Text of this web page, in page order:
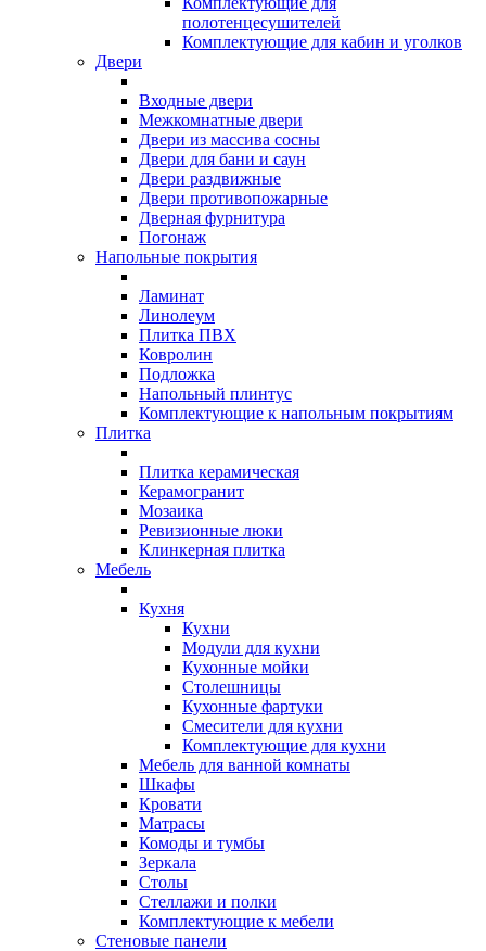
полотенцесушителей
Комплектующие для кабин и уголков
Двери
Входные двери
Межкомнатные двери
Двери из массива сосны
Двери для бани и саун
Двери раздвижные
Двери противопожарные
Дверная фурнитура
Погонаж
Напольные покрытия
Ламинат
Линолеум
Плитка ПВХ
Ковролин
Подложка
Напольный плинтус
Комплектующие к напольным покрытиям
Плитка
Плитка керамическая
Керамогранит
Мозаика
Ревизионные люки
Клинкерная плитка
Мебель
Кухня
Кухни
Модули для кухни
Кухонные мойки
Столешницы
Кухонные фартуки
Смесители для кухни
Комплектующие для кухни
Мебель для ванной комнаты
Шкафы
Кровати
Матрасы
Комоды и тумбы
Зеркала
Столы
Стеллажи и полки
Комплектующие к мебели
Стеновые панели